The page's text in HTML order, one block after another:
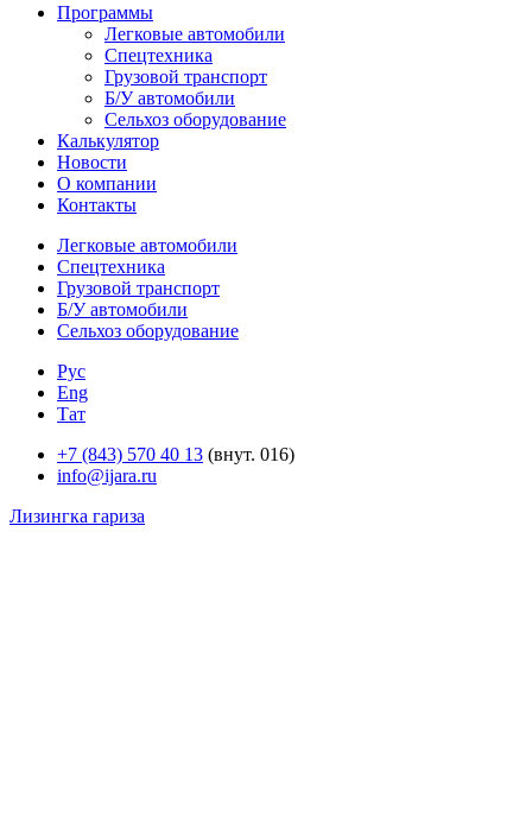
Программы
Легковые автомобили
Спецтехника
Грузовой транспорт
Б/У автомобили
Сельхоз оборудование
Калькулятор
Новости
О компании
Контакты
Легковые автомобили
Спецтехника
Грузовой транспорт
Б/У автомобили
Сельхоз оборудование
Рус
Eng
Тат
+7 (843) 570 40 13 (внут. 016)
info@ijara.ru
Лизингка гариза